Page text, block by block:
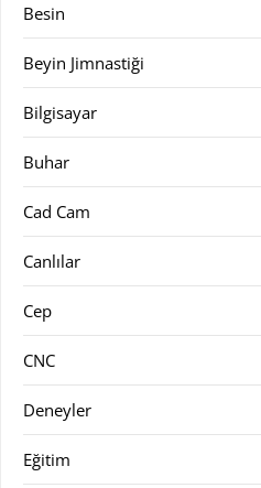
Besin
Beyin Jimnastiği
Bilgisayar
Buhar
Cad Cam
Canlılar
Cep
CNC
Deneyler
Eğitim